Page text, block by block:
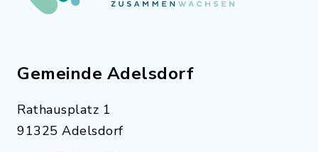
Gemeinde Adelsdorf
Rathausplatz 1
91325 Adelsdorf